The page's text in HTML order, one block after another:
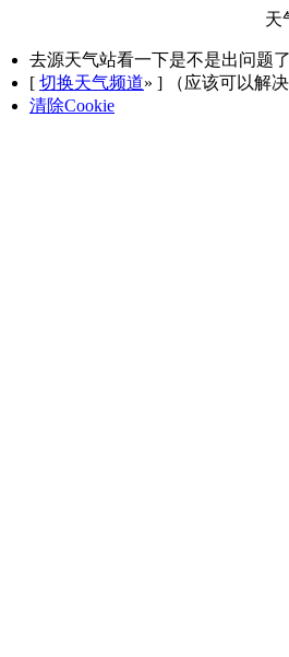
天
去源天气站看一下是不是出问题
[ 切换天气频道» ] （应该可以解
清除Cookie